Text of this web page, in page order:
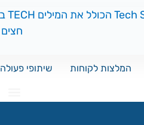
המלצות לקוחות שיתופי פעולה